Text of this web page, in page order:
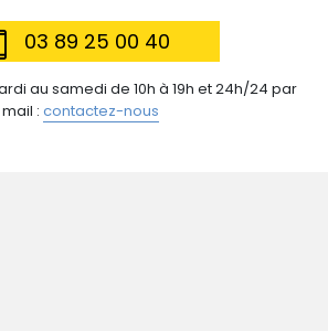
03 89 25 00 40
au samedi de 10h à 19h et 24h/24 par
mail : contactez-nous